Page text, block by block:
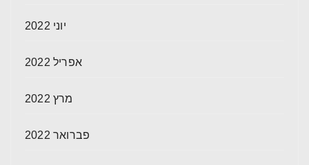
יוני 2022
אפריל 2022
מרץ 2022
פברואר 2022